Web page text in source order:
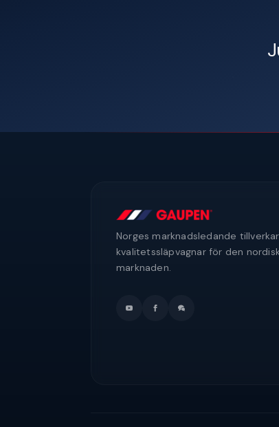
Norges marknadsledande
kvalitetssläpvagnar för den
marknaden.